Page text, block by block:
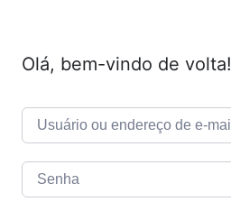
Olá, bem-vindo de volta!